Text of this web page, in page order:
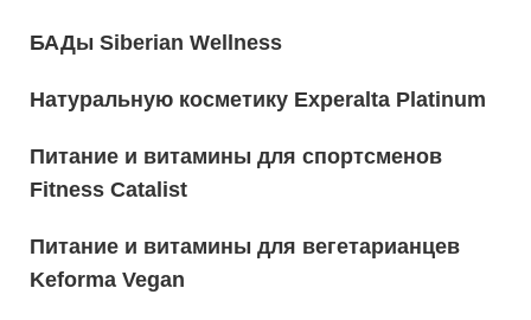
БАДы Siberian Wellness
Натуральную косметику Experalta Platinum
Питание и витамины для спортсменов
Fitness Catalist
Питание и витамины для вегетарианцев
Keforma Vegan